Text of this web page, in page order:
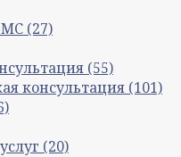
(27)
(55)
консультация (101)
(20)